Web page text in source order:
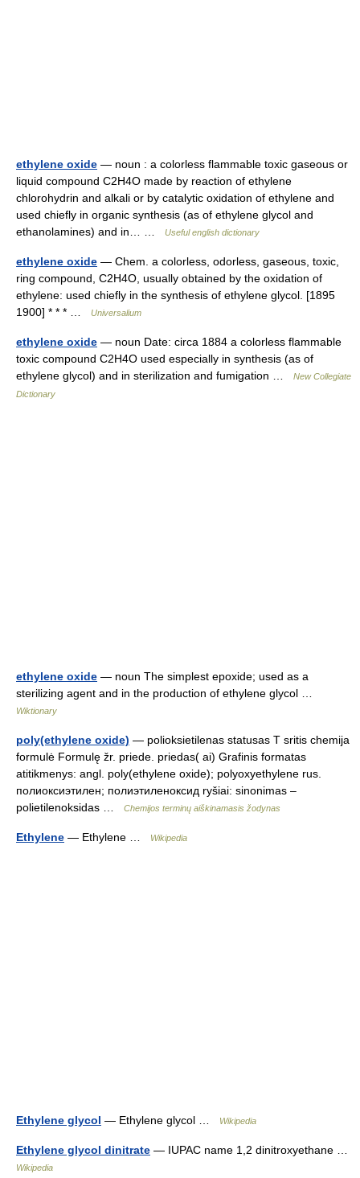
ethylene oxide — noun : a colorless flammable toxic gaseous or
liquid compound C2H4O made by reaction of ethylene
chlorohydrin and alkali or by catalytic oxidation of ethylene and
used chiefly in organic synthesis (as of ethylene glycol and
ethanolamines) and in… …
Useful english dictionary
ethylene oxide — Chem. a colorless, odorless, gaseous, toxic,
ring compound, C2H4O, usually obtained by the oxidation of
ethylene: used chiefly in the synthesis of ethylene glycol. [1895
1900] * * * …
Universalium
ethylene oxide — noun Date: circa 1884 a colorless flammable
toxic compound C2H4O used especially in synthesis (as of
ethylene glycol) and in sterilization and fumigation …
New Collegiate
Dictionary
ethylene oxide — noun The simplest epoxide; used as a
sterilizing agent and in the production of ethylene glycol …
Wiktionary
poly(ethylene oxide) — polioksietilenas statusas T sritis chemija
formulė Formulę žr. priede. priedas( ai) Grafinis formatas
atitikmenys: angl. poly(ethylene oxide); polyoxyethylene rus.
полиоксиэтилен; полиэтиленоксид ryšiai: sinonimas –
polietilenoksidas …
Chemijos terminų aiškinamasis žodynas
Ethylene — Ethylene … Wikipedia
Ethylene glycol — Ethylene glycol … Wikipedia
Ethylene glycol dinitrate — IUPAC name 1,2 dinitroxyethane …
Wikipedia